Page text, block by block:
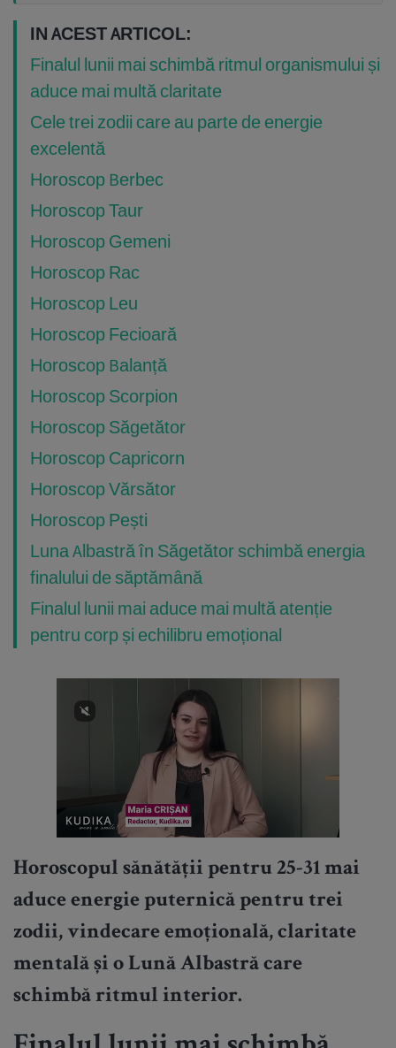
IN ACEST ARTICOL:
Finalul lunii mai schimbă ritmul organismului și
aduce mai multă claritate
Cele trei zodii care au parte de energie
excelentă
Horoscop Berbec
Horoscop Taur
Horoscop Gemeni
Horoscop Rac
Horoscop Leu
Horoscop Fecioară
Horoscop Balanță
Horoscop Scorpion
Horoscop Săgetător
Horoscop Capricorn
Horoscop Vărsător
Horoscop Pești
Luna Albastră în Săgetător schimbă energia
finalului de săptămână
Finalul lunii mai aduce mai multă atenție
pentru corp și echilibru emoțional
Horoscopul sănătății pentru 25-31 mai
aduce energie puternică pentru trei
zodii, vindecare emoțională, claritate
mentală și o Lună Albastră care
schimbă ritmul interior.